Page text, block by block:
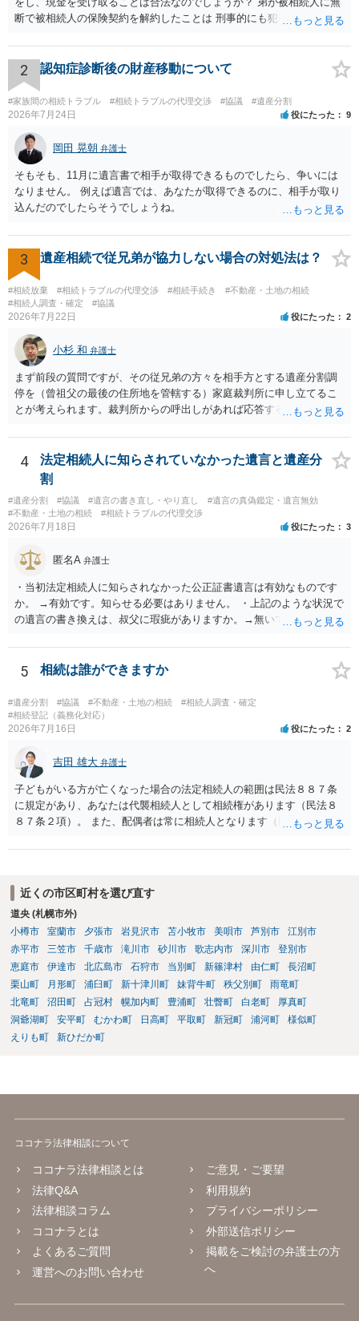
断で被相続人の保険契約を解約したことは 刑事的にも犯罪となる可能
された書類のコピーを取得して、弁護士に面談で詳しい事情を話して
相談 されたら良いと思います。
2 認知症診断後の財産移動について
#家族間の相続トラブル #相続トラブルの代理交渉 #協議 #遺産分割
2026年7月24日 役にたった 9
岡田 晃朝 弁護士
そもそも、11月に遺言書で相手が取得できるものでしたら、争いには
なりません。 例えば遺言では、あなたが取得できるのに、相手が取り
込んだのでしたらそうでしょうね。
3 遺産相続で従兄弟が協力しない場合の対処法は？
#相続放棄 #相続トラブルの代理交渉 #相続手続き
#不動産・土地の相続
#相続人調査・確定
#協議
2026年7月22日 役にたった 2
小杉 和 弁護士
まず前段の質問ですが、その従兄弟の方々を相手方とする遺産分割調
停を（曾祖父の最後の住所地を管轄する）家庭裁判所に申し立てるこ
とが考えられます。裁判所からの呼出しがあれば応答する可能性がま
能と思われます。時間が思った以上にないので必要書類をてきぱきと
揃える必要があります。その点是非御注意ください。
4
法定相続人に知らされていなかった遺言と遺産分
割
#遺産分割 #協議 #遺言の書き直し・やり直し
#遺言の真偽鑑定・遺言無効
#不動産・土地の相続
#相続トラブルの代理交渉
2026年7月18日 役にたった 3
匿名A 弁護士
・当初法定相続人に知らされなかった公正証書遺言は有効なものです
か。 →有効です。知らせる必要はありません。 ・上記のような状況で
の遺言の書き換えは、叔父に瑕疵がありますか。→無いです。 ・分割
ますか。 →本人が自由に決められますので、どこが妥当とは言えない
です。客観的な基準もありません。 ・できれば穏やかに、分割を拒否
することはできますか。 →分割を拒否するということは、遺産はいら
ないということでしょうか。遺言で、受取を指定されててもいらない
と拒否することはできます。理由を説明する必要はありません。
5 相続は誰ができますか
#遺産分割 #協議 #不動産・土地の相続
#相続人調査・確定
#相続登記（義務化対応）
2026年7月16日 役にたった 2
吉田 雄大 弁護士
子どもがいる方が亡くなった場合の法定相続人の範囲は民法８８７条
に規定があり、あなたは代襲相続人として相続権があります（民法８
８７条２項）。 また、配偶者は常に相続人となります（民法８９０
も相続権があります。つまり、孫５人に加えて「おじ又はおば」にも
近くの市区町村を選び直す
道央 (札幌市外)
小樽市
室蘭市 夕張市 岩見沢市 苫小牧市 美唄市 芦別市
江別市
赤平市
三笠市 千歳市 滝川市 砂川市 歌志内市 深川市
登別市
恵庭市
伊達市 北広島市 石狩市 当別町 新篠津村 由仁町
長沼町
栗山町
月形町 浦臼町 新十津川町 妹背牛町 秩父別町
雨竜町
北竜町
沼田町 占冠村 幌加内町 豊浦町 壮瞥町 白老町
厚真町
洞爺湖町
安平町 むかわ町 日高町 平取町 新冠町 浦河町
様似町
えりも町
新ひだか町
ココナラ法律相談について
ココナラ法律相談とは
法律Q&A
法律相談コラム
ココナラとは
よくあるご質問
運営へのお問い合わせ
ご意見・ご要望
利用規約
プライバシーポリシー
外部送信ポリシー
掲載をご検討の弁護士の方
へ